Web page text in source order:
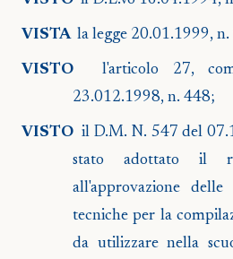
VISTA la legge 20.01.1999, n.
VISTO
l'articolo 27,
23.012.1998, n. 448;
VISTO il D.M. N. 547 del
stato adottato il
all'approvazione
tecniche per la
da utilizzare nella